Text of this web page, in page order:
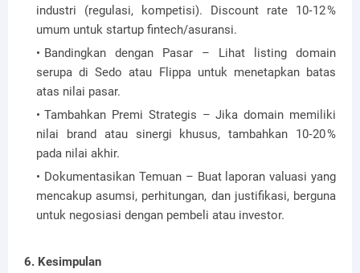
industri (regulasi, kompetisi). Discount rate 10‑12 %
umum untuk startup fintech/asuransi.
Bandingkan dengan Pasar – Lihat listing domain
serupa di Sedo atau Flippa untuk menetapkan batas
atas nilai pasar.
Tambahkan Premi Strategis – Jika domain memiliki
nilai brand atau sinergi khusus, tambahkan 10‑20 %
pada nilai akhir.
Dokumentasikan Temuan – Buat laporan valuasi yang
mencakup asumsi, perhitungan, dan justifikasi, berguna
untuk negosiasi dengan pembeli atau investor.
6. Kesimpulan